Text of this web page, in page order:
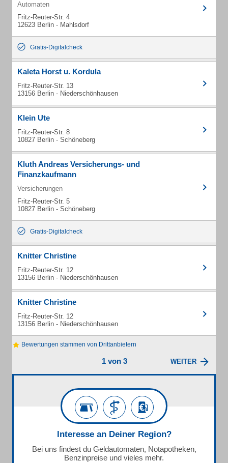
Automaten
Fritz-Reuter-Str. 4
12623 Berlin - Mahlsdorf
Gratis-Digitalcheck
Kaleta Horst u. Kordula
Fritz-Reuter-Str. 13
13156 Berlin - Niederschönhausen
Klein Ute
Fritz-Reuter-Str. 8
10827 Berlin - Schöneberg
Kluth Andreas Versicherungs- und
Finanzkaufmann
Versicherungen
Fritz-Reuter-Str. 5
10827 Berlin - Schöneberg
Gratis-Digitalcheck
Knitter Christine
Fritz-Reuter-Str. 12
13156 Berlin - Niederschönhausen
Knitter Christine
Fritz-Reuter-Str. 12
13156 Berlin - Niederschönhausen
Bewertungen stammen von Drittanbietern
1 von 3 WEITER
Interesse an Deiner Region?
Bei uns findest du Geldautomaten, Notapotheken,
Benzinpreise und vieles mehr.